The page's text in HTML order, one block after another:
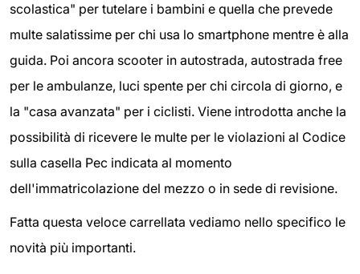
scolastica" per tutelare i bambini e quella che prevede
multe salatissime per chi usa lo smartphone mentre è alla
guida. Poi ancora scooter in autostrada, autostrada free
per le ambulanze, luci spente per chi circola di giorno, e
la "casa avanzata" per i ciclisti. Viene introdotta anche la
possibilità di ricevere le multe per le violazioni al Codice
sulla casella Pec indicata al momento
dell'immatricolazione del mezzo o in sede di revisione.
Fatta questa veloce carrellata vediamo nello specifico le
novità più importanti.